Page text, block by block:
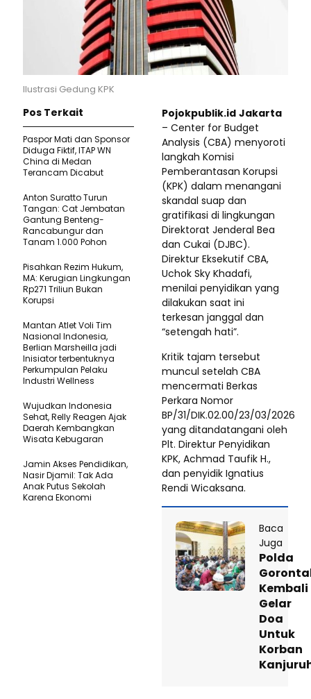
Ilustrasi Gedung KPK
Pojokpublik.id Jakarta
– Center for Budget
Analysis (CBA) menyoroti
langkah Komisi
Pemberantasan Korupsi
(KPK) dalam menangani
skandal suap dan
gratifikasi di lingkungan
Direktorat Jenderal Bea
dan Cukai (DJBC).
Direktur Eksekutif CBA,
Uchok Sky Khadafi,
menilai penyidikan yang
dilakukan saat ini
terkesan janggal dan
“setengah hati”.
​Kritik tajam tersebut
muncul setelah CBA
mencermati Berkas
Perkara Nomor
BP/31/DIK.02.00/23/03/2026
yang ditandatangani oleh
Plt. Direktur Penyidikan
KPK, Achmad Taufik H.,
dan penyidik Ignatius
Rendi Wicaksana.
Baca
Juga
Polda
Kembali
Gelar
Doa
Untuk
Korban
Pos Terkait
Paspor Mati dan Sponsor
Diduga Fiktif, ITAP WN
China di Medan
Terancam Dicabut
Anton Suratto Turun
Tangan: Cat Jembatan
Gantung Benteng-
Rancabungur dan
Tanam 1.000 Pohon
Pisahkan Rezim Hukum,
MA: Kerugian Lingkungan
Rp271 Triliun Bukan
Korupsi
Mantan Atlet Voli Tim
Nasional Indonesia,
Berlian Marsheilla jadi
Inisiator terbentuknya
Perkumpulan Pelaku
Industri Wellness
Wujudkan Indonesia
Sehat, Relly Reagen Ajak
Daerah Kembangkan
Wisata Kebugaran
Jamin Akses Pendidikan,
Nasir Djamil: Tak Ada
Anak Putus Sekolah
Karena Ekonomi